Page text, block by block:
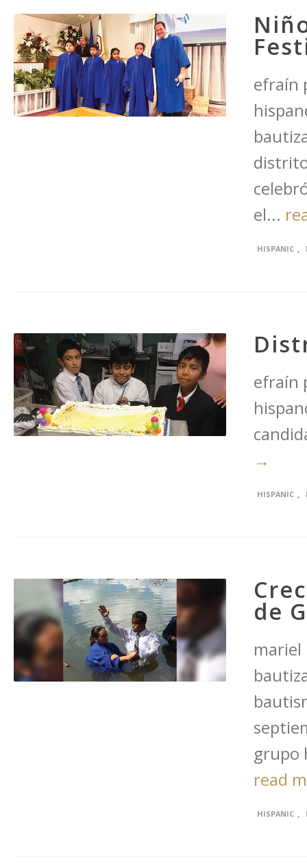
efraín
el...
HISPANIC ,
efraín
→
HISPANIC ,
de
grupo
read
HISPANIC ,